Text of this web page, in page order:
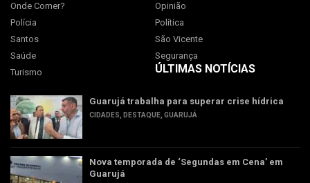
Onde Comer?
Opinião
Polícia
Política
Santos
São Vicente
Saúde
Segurança
Turismo
ÚLTIMAS NOTÍCIAS
Guarujá trabalha para superar crise hídrica
CIDADES, DESTAQUE, GUARUJÁ
Nova temporada de ‘Segundas em Cena’ em
Guarujá